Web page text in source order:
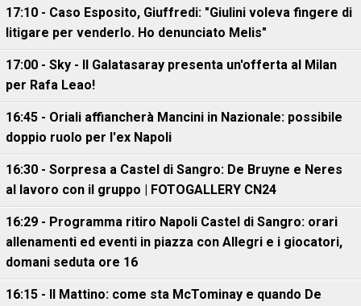
17:10 - Caso Esposito, Giuffredi: "Giulini voleva fingere di
litigare per venderlo. Ho denunciato Melis"
17:00 - Sky - Il Galatasaray presenta un'offerta al Milan
per Rafa Leao!
16:45 - Oriali affiancherà Mancini in Nazionale: possibile
doppio ruolo per l'ex Napoli
16:30 - Sorpresa a Castel di Sangro: De Bruyne e Neres
al lavoro con il gruppo | FOTOGALLERY CN24
16:29 - Programma ritiro Napoli Castel di Sangro: orari
allenamenti ed eventi in piazza con Allegri e i giocatori,
domani seduta ore 16
16:15 - Il Mattino: come sta McTominay e quando De